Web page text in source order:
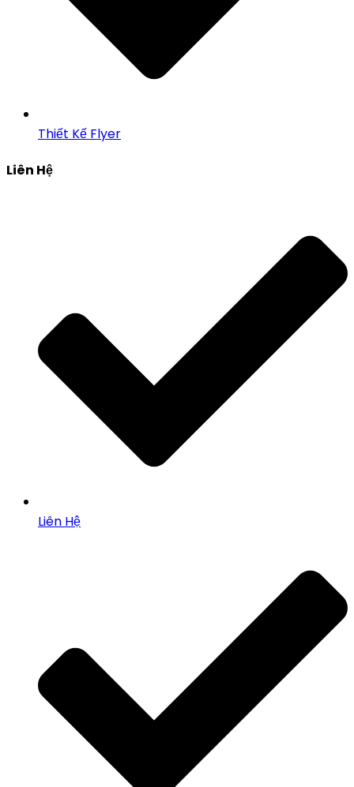
Thiết Kế Flyer
Liên Hệ
Liên Hệ